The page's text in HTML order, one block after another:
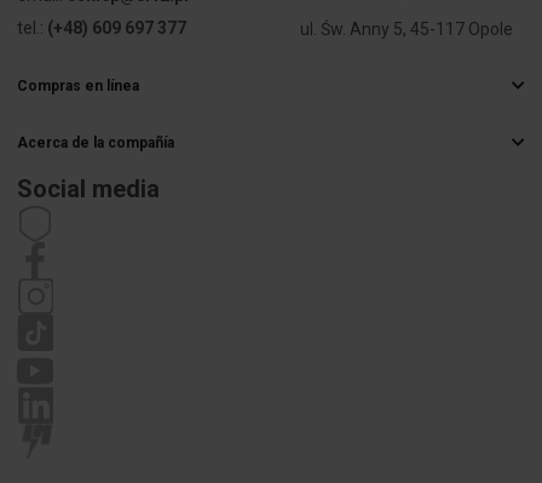
tel.: (+48) 609 697 377
ul. Św. Anny 5, 45-117 Opole
Compras en línea
Métodos de entrega
Pagos
Acerca de la compañía
Carrera
Social media